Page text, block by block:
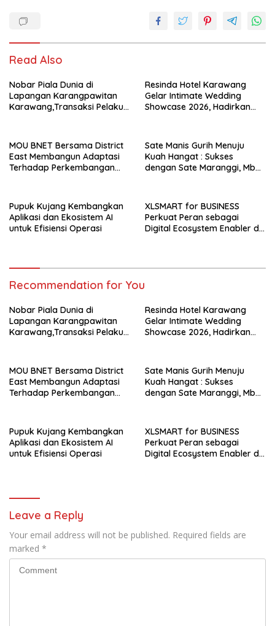
Read Also
Nobar Piala Dunia di
Lapangan Karangpawitan
Karawang,Transaksi Pelaku
Resinda Hotel Karawang
Gelar Intimate Wedding
Showcase 2026, Hadirkan
MOU BNET Bersama District
East Membangun Adaptasi
Terhadap Perkembangan
Sate Manis Gurih Menuju
Kuah Hangat : Sukses
dengan Sate Maranggi, Mbah
Ekonomi Kreatif
Pupuk Kujang Kembangkan
Aplikasi dan Ekosistem AI
untuk Efisiensi Operasi
XLSMART for BUSINESS
Perkuat Peran sebagai
Digital Ecosystem Enabler di
Recommendation for You
Nobar Piala Dunia di
Lapangan Karangpawitan
Karawang,Transaksi Pelaku
Resinda Hotel Karawang
Gelar Intimate Wedding
Showcase 2026, Hadirkan
MOU BNET Bersama District
East Membangun Adaptasi
Terhadap Perkembangan
Sate Manis Gurih Menuju
Kuah Hangat : Sukses
dengan Sate Maranggi, Mbah
Ekonomi Kreatif
Pupuk Kujang Kembangkan
Aplikasi dan Ekosistem AI
untuk Efisiensi Operasi
XLSMART for BUSINESS
Perkuat Peran sebagai
Digital Ecosystem Enabler di
Leave a Reply
Your email address will not be published. Required fields are
marked *